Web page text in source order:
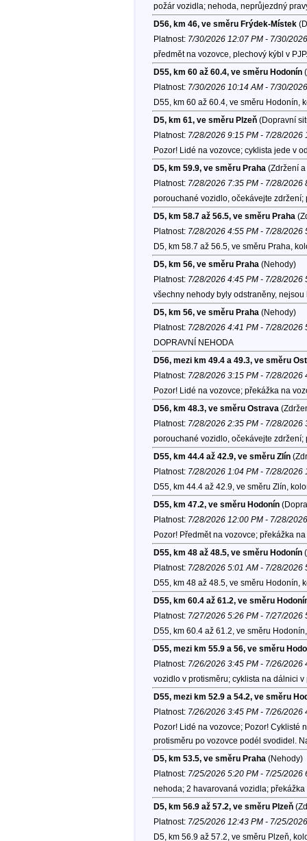
požár vozidla; nehoda, neprůjezdný
D56, km 46, ve směru Frýdek-Místek
Platnost: 7/30/2026 12:07 PM - 7/30/
předmět na vozovce, plechový kýbl v PJP.
D55, km 60 až 60.4, ve směru Hodonín
Platnost: 7/30/2026 10:14 AM - 7/30/
D55, km 60 až 60.4, ve směru Hodonín,
D5, km 61, ve směru Plzeň(Dopravní
Platnost: 7/28/2026 9:15 PM - 7/28/2026
Pozor! Lidé na vozovce; cyklista jede v
D5, km 59.9, ve směru Praha (Zdržení
Platnost: 7/28/2026 7:35 PM - 7/28/2026
porouchané vozidlo, očekávejte
D5, km 58.7 až 56.5, ve směru Praha
Platnost: 7/28/2026 4:55 PM - 7/28/2026
D5, km 58.7 až 56.5, ve směru Praha,
D5, km 56, ve směru Praha (Nehody)
Platnost: 7/28/2026 4:45 PM - 7/28/2026
všechny nehody byly odstraněny,
D5, km 56, ve směru Praha (Nehody)
Platnost: 7/28/2026 4:41 PM - 7/28/2026
DOPRAVNÍ NEHODA
D56, mezi km 49.4 a 49.3, ve směru
Platnost: 7/28/2026 3:15 PM - 7/28/2026
Pozor! Lidé na vozovce; překážka na
D56, km 48.3, ve směru Ostrava
Platnost: 7/28/2026 2:35 PM - 7/28/2026
porouchané vozidlo, očekávejte
D55, km 44.4 až 42.9, ve směru Zlín
Platnost: 7/28/2026 1:04 PM - 7/28/2026
D55, km 44.4 až 42.9, ve směru Zlín,
D55, km 47.2, ve směru Hodonín
Platnost: 7/28/2026 12:00 PM - 7/28/
Pozor! Předmět na vozovce; překážka
D55, km 48 až 48.5, ve směru Hodonín
Platnost: 7/28/2026 5:01 AM - 7/28/2026
D55, km 48 až 48.5, ve směru Hodonín,
D55, km 60.4 až 61.2, ve směru
Platnost: 7/27/2026 5:26 PM - 7/27/2026
D55, km 60.4 až 61.2, ve směru
D55, mezi km 55.9 a 56, ve směru
Platnost: 7/26/2026 3:45 PM - 7/26/2026
vozidlo v protisměru; cyklista na dálnici v
D55, mezi km 52.9 a 54.2, ve směru
Platnost: 7/26/2026 3:45 PM - 7/26/2026
Pozor! Lidé na vozovce; Pozor! Cyklisté
protisměru po vozovce podél svodidel.
D5, km 53.5, ve směru Praha (Nehody)
Platnost: 7/25/2026 5:20 PM - 7/25/2026
nehoda; 2 havarovaná vozidla;
D5, km 56.9 až 57.2, ve směru Plzeň
Platnost: 7/25/2026 12:43 PM - 7/25/
D5, km 56.9 až 57.2, ve směru Plzeň,